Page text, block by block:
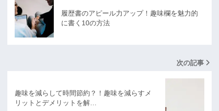
履歴書のアピール力アップ！趣味欄を魅力的
に書く10の方法
次の記事
趣味を減らして時間節約？！趣味を減らすメ
リットとデメリットを解…